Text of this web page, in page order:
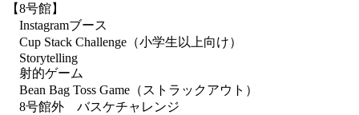
【8号館】
Instagramブース
Cup Stack Challenge（小学生以上向け）
Storytelling
射的ゲーム
Bean Bag Toss Game（ストラックアウト）
8号館外 バスケチャレンジ